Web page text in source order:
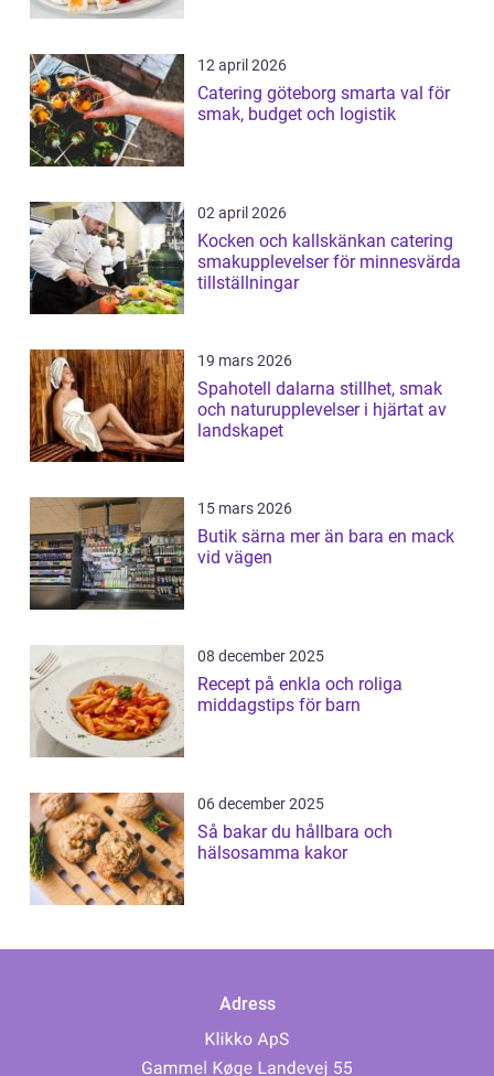
12 april 2026
Catering göteborg smarta val för
smak, budget och logistik
02 april 2026
Kocken och kallskänkan catering
smakupplevelser för minnesvärda
tillställningar
19 mars 2026
Spahotell dalarna stillhet, smak
och naturupplevelser i hjärtat av
landskapet
15 mars 2026
Butik särna mer än bara en mack
vid vägen
08 december 2025
Recept på enkla och roliga
middagstips för barn
06 december 2025
Så bakar du hållbara och
hälsosamma kakor
Adress